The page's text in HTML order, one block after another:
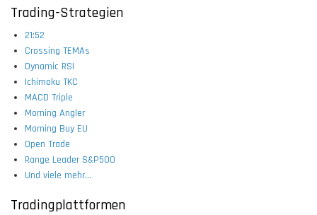
Trading-Strategien
21:52
Crossing TEMAs
Dynamic RSI
Ichimoku TKC
MACD Triple
Morning Angler
Morning Buy EU
Open Trade
Range Leader S&P500
Und viele mehr...
Tradingplattformen